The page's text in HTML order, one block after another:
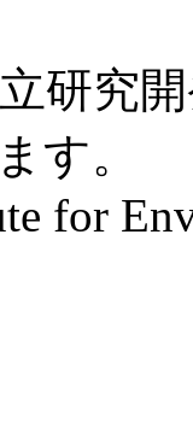
研究
す。
for